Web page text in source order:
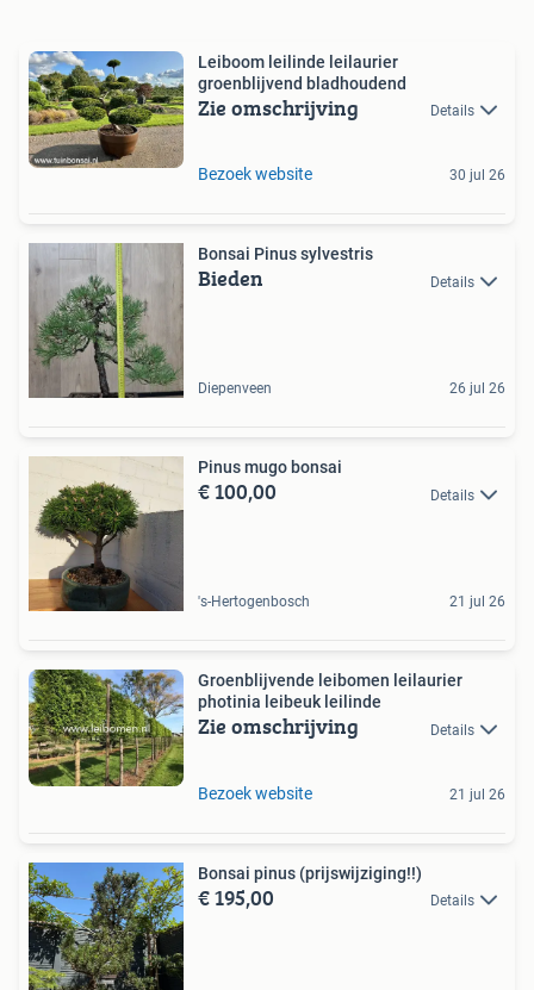
Leiboom leilinde leilaurier
groenblijvend bladhoudend
Zie omschrijving Details
Bezoek website 30 jul 26
Bonsai Pinus sylvestris
Bieden Details
Diepenveen 26 jul 26
Pinus mugo bonsai
€ 100,00 Details
's-Hertogenbosch 21 jul 26
Groenblijvende leibomen leilaurier
photinia leibeuk leilinde
Zie omschrijving Details
Bezoek website 21 jul 26
Bonsai pinus (prijswijziging!!)
€ 195,00 Details